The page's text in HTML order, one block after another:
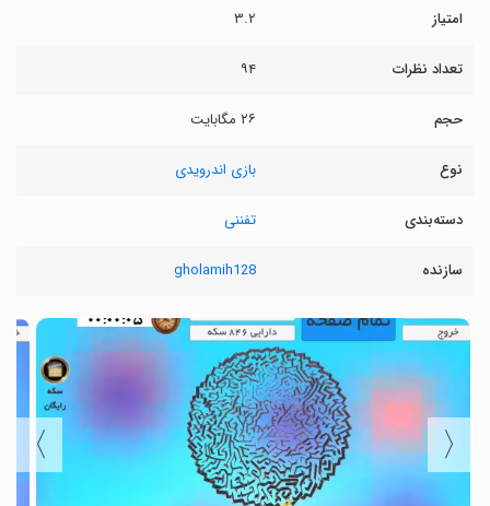
امتیاز ۳.۲
تعداد نظرات ۹۴
حجم ۲۶ مگابایت
نوع بازی اندرویدی
دسته‌بندی تفننی
سازنده gholamih128
〈
〉